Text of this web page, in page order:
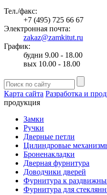
Тел./факс:
+7 (495) 725 66 67
Электронная почта:
zakaz@zamkitut.ru
График:
будни 9.00 - 18.00
вых 10.00 - 18.00
Карта сайта Разработка и
продукция
Замки
Ручки
Дверные петли
Цилиндровые
Броненакладки
Дверная фурнитура
Доводчики дверей
Фурнитура к
Фурнитура для